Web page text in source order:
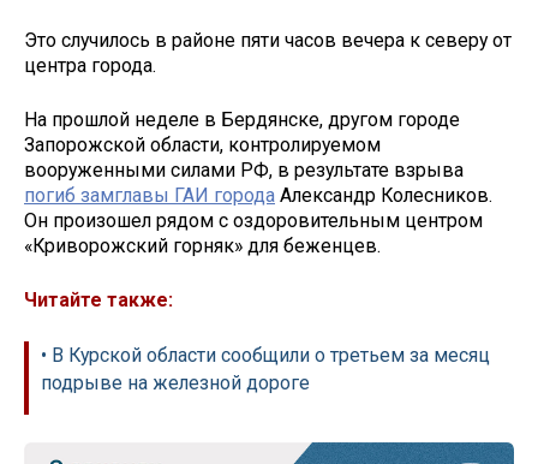
Это случилось в районе пяти часов вечера к северу от
центра города.
На прошлой неделе в Бердянске, другом городе
Запорожской области, контролируемом
вооруженными силами РФ, в результате взрыва
погиб замглавы ГАИ города Александр Колесников.
Он произошел рядом с оздоровительным центром
«Криворожский горняк» для беженцев.
Читайте также:
• В Курской области сообщили о третьем за месяц
подрыве на железной дороге